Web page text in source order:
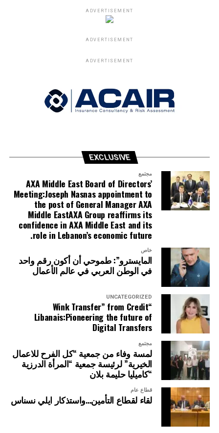
ADVERTISEMENT
ADVERTISEMENT
ADVERTISEMENT
EXCLUSIVE
مجتمع
AXA Middle East Board of Directors’
Meeting:Joseph Nasnas appointment to
the post of General Manager AXA
Middle EastAXA Group reaffirms its
confidence in AXA Middle East and its
role in Lebanon’s economic future.
خاص
المايسترو”: طموحي أن أكون رقم واحد
في الوطن العربي في عالم الأعمال
UNCATEGORIZED
“Wink Transfer” from Credit
Libanais:Pioneering the future of
Digital Transfers
مجتمع
لمسة وفاء من جمعية “كل الفرح للاعمال
الخيرية” لرئيسة جمعية “المرأة الدرزية
“كاميليا حليمة بلان
قطاع عام
لقاء لقطاع التأمين…واستذكار ايلي نسناس